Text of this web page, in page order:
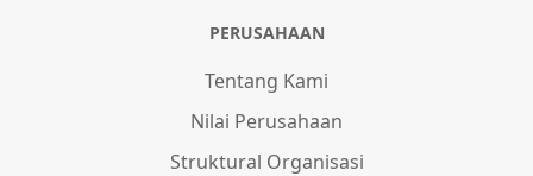
PERUSAHAAN
Tentang Kami
Nilai Perusahaan
Struktural Organisasi